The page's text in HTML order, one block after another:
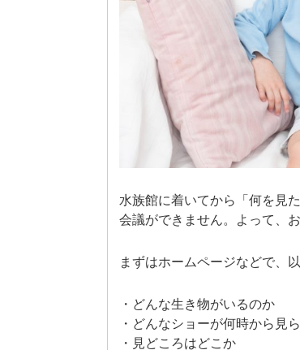
水族館に着いてから「何を見
会議ができません。よって、
まずはホームページなどで、
・どんな生き物がいるのか
・どんなショーが何時から見
・見どころはどこか